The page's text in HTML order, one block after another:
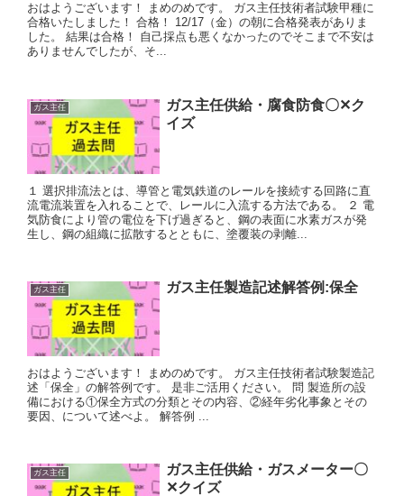
おはようございます！ まめのめです。 ガス主任技術者試験甲種に
合格いたしました！ 合格！ 12/17（金）の朝に合格発表がありま
した。 結果は合格！ 自己採点も悪くなかったのでそこまで不安は
ありませんでしたが、そ...
ガス主任
ガス主任供給・腐食防食〇✕ク
イズ
１ 選択排流法とは、導管と電気鉄道のレールを接続する回路に直
流電流装置を入れることで、レールに入流する方法である。 ２ 電
気防食により管の電位を下げ過ぎると、鋼の表面に水素ガスが発
生し、鋼の組織に拡散するとともに、塗覆装の剥離...
ガス主任 ガス主任製造記述解答例:保全
おはようございます！ まめのめです。 ガス主任技術者試験製造記
述「保全」の解答例です。 是非ご活用ください。 問 製造所の設
備における①保全方式の分類とその内容、②経年劣化事象とその
要因、について述べよ。 解答例 ...
ガス主任
ガス主任供給・ガスメーター〇
✕クイズ